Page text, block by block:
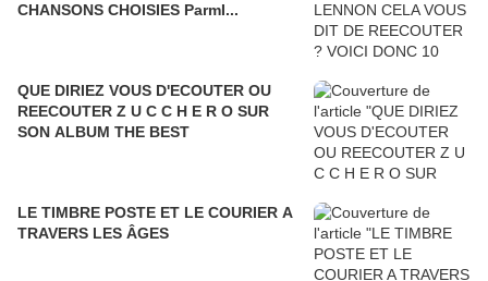
CHANSONS CHOISIES ParmI...
QUE DIRIEZ VOUS D'ECOUTER OU
REECOUTER Z U C C H E R O SUR
SON ALBUM THE BEST
LE TIMBRE POSTE ET LE COURIER A
TRAVERS LES ÂGES